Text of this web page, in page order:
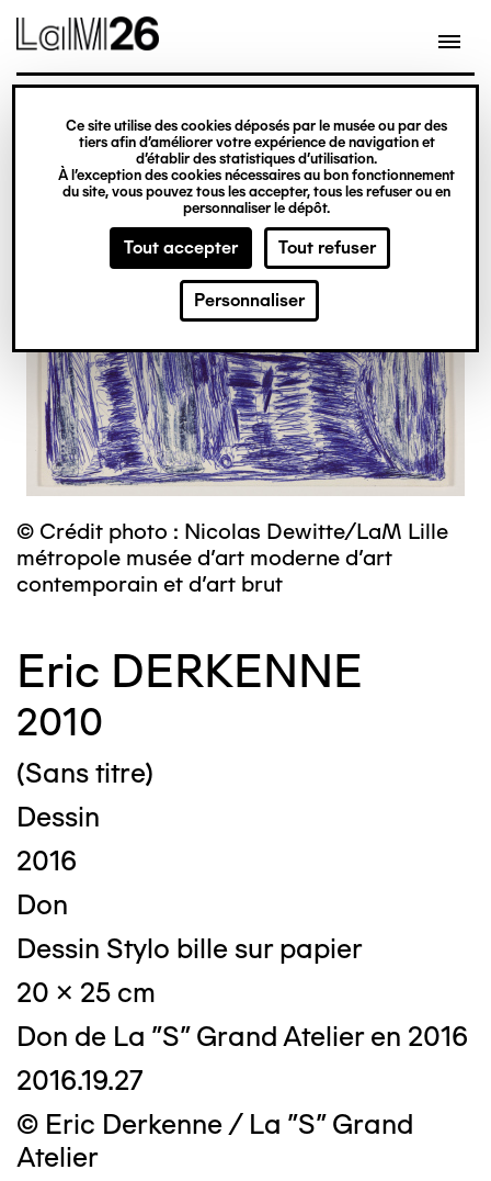
Gestion des cookies
Ce site utilise des cookies déposés par le musée ou par des
tiers afin d’améliorer votre expérience de navigation et
d’établir des statistiques d’utilisation.
À l’exception des cookies nécessaires au bon fonctionnement
du site, vous pouvez tous les accepter, tous les refuser ou en
personnaliser le dépôt.
Tout accepter Tout refuser
Personnaliser
contenu
© Crédit photo : Nicolas Dewitte/LaM Lille
métropole musée d’art moderne d’art
contemporain et d’art brut
Eric DERKENNE
2010
(Sans titre)
Dessin
2016
Don
Dessin Stylo bille sur papier
20 x 25 cm
Don de La "S" Grand Atelier en 2016
2016.19.27
© Eric Derkenne / La "S" Grand
Atelier